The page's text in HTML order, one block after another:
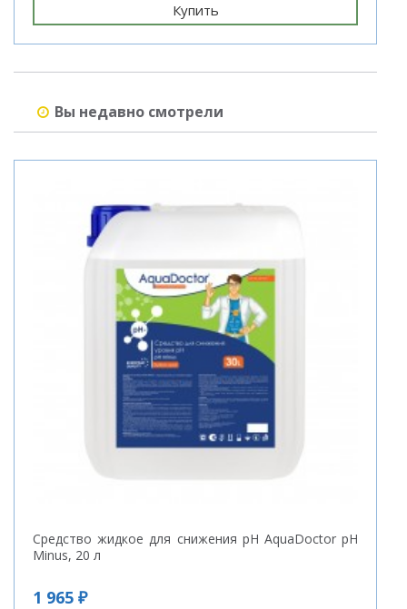
Купить
Вы недавно смотрели
Средство жидкое для снижения pH AquaDoctor pH
Minus, 20 л
1 965 ₽